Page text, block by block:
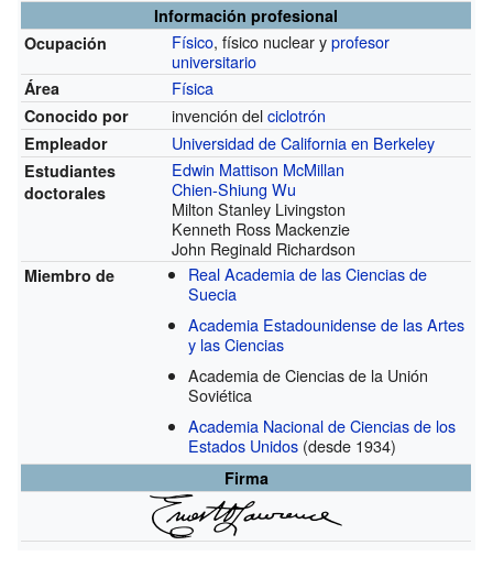
Información profesional
Ocupación
Físico, físico nuclear yprofesor
universitario
Área Física
Conocido por invención delciclotrón
Empleador Universidad de California en Berkeley
Estudiantes
doctorales
Edwin Mattison McMillan
Chien-Shiung Wu
Milton Stanley Livingston
Kenneth Ross Mackenzie
John Reginald Richardson
Miembro de
Real Academia de las Ciencias de
Suecia
Academia Estadounidense de las Artes
y las Ciencias
Academia de Ciencias de la Unión
Soviética
Academia Nacional de Ciencias de los
Estados Unidos (desde 1934)
Firma